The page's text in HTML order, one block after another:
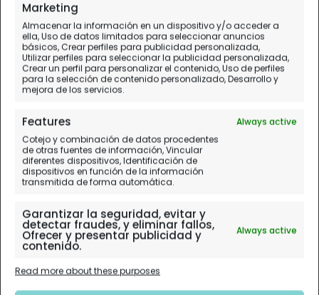
Marketing
Almacenar la información en un dispositivo y/o acceder a
ella, Uso de datos limitados para seleccionar anuncios
básicos, Crear perfiles para publicidad personalizada,
Utilizar perfiles para seleccionar la publicidad personalizada,
Crear un perfil para personalizar el contenido, Uso de perfiles
para la selección de contenido personalizado, Desarrollo y
mejora de los servicios.
Features
Always active
Cotejo y combinación de datos procedentes
de otras fuentes de información, Vincular
diferentes dispositivos, Identificación de
dispositivos en función de la información
transmitida de forma automática.
Garantizar la seguridad, evitar y
detectar fraudes, y eliminar fallos,
Ofrecer y presentar publicidad y
contenido.
Always active
Read more about these purposes